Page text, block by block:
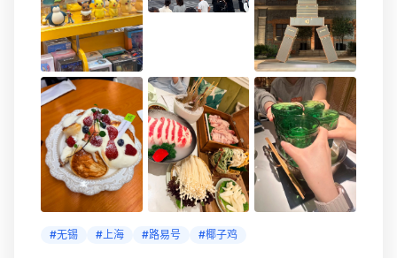
#无锡 #上海 #路易号 #椰子鸡